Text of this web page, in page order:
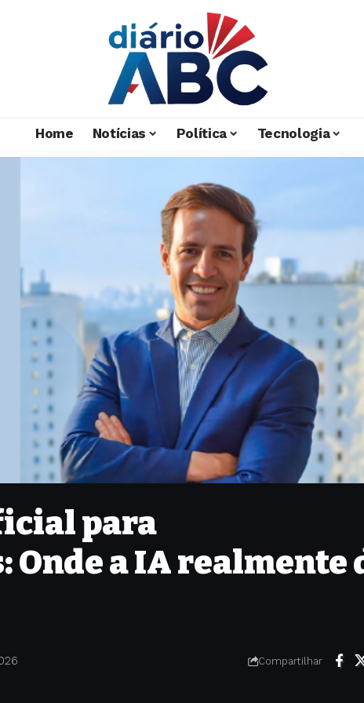
Home Notícias Política Tecnologia
para
Onde a IA realmente
Compartilhar